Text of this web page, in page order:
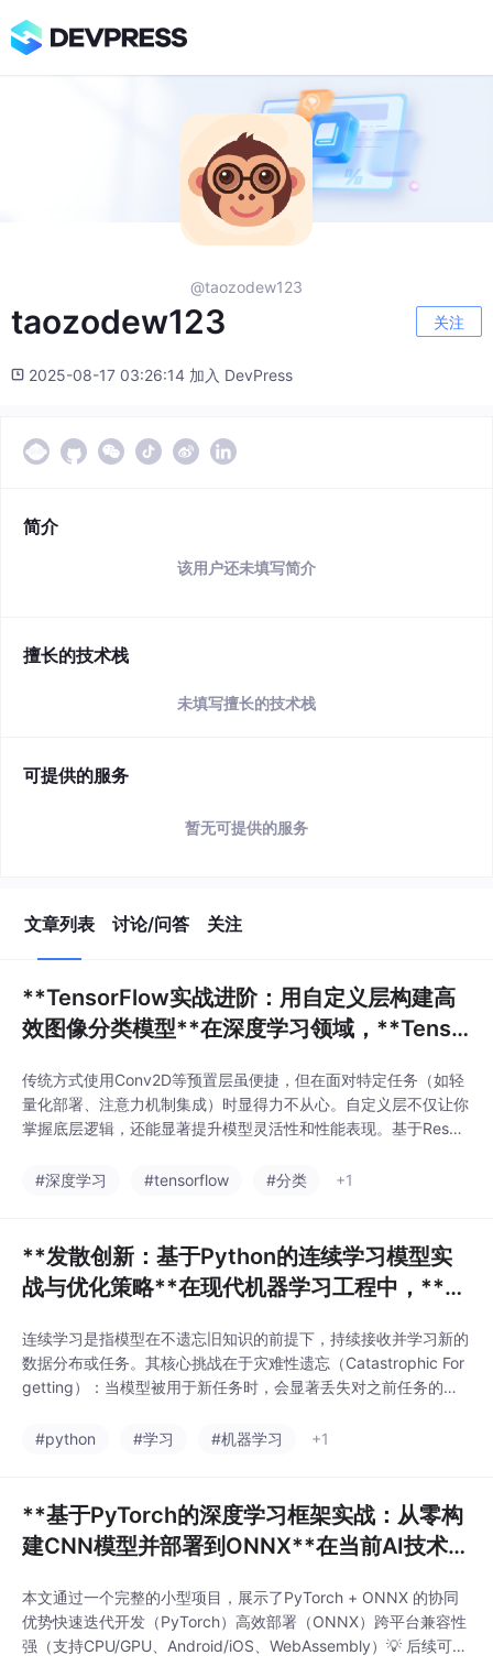
@taozodew123
taozodew123 关注
2025-08-17 03:26:14 加入 DevPress
简介
该用户还未填写简介
擅长的技术栈
未填写擅长的技术栈
可提供的服务
暂无可提供的服务
文章列表 讨论/问答 关注
**TensorFlow实战进阶：用自定义层构建高
效图像分类模型**在深度学习领域，**Tenso
传统方式使用Conv2D等预置层虽便捷，但在面对特定任务（如轻
量化部署、注意力机制集成）时显得力不从心。自定义层不仅让你
掌握底层逻辑，还能显著提升模型灵活性和性能表现。基于ResNe
数量。# 卷积路径strides=1,# 下采样路径（用于匹配维度）x = in
#深度学习 #tensorflow #分类 +1
**发散创新：基于Python的连续学习模型实
战与优化策略**在现代机器学习工程中，**连
连续学习是指模型在不遗忘旧知识的前提下，持续接收并学习新的
数据分布或任务。其核心挑战在于灾难性遗忘（Catastrophic For
getting）：当模型被用于新任务时，会显著丢失对之前任务的准
略。
#python #学习 #机器学习 +1
**基于PyTorch的深度学习框架实战：从零构
建CNN模型并部署到ONNX**在当前AI技术迅
本文通过一个完整的小型项目，展示了PyTorch + ONNX 的协同
优势快速迭代开发（PyTorch）高效部署（ONNX）跨平台兼容性
强（支持CPU/GPU、Android/iOS、WebAssembly）💡 后续可以